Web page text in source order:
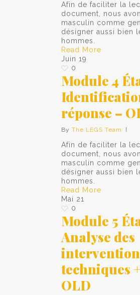
Afin de faciliter la
document, nous
masculin comme
désigner aussi bien
hommes.
Read More
Juin 19
0
Module 4
réponse –
By The LEGS Team
Afin de faciliter la
document, nous
masculin comme
désigner aussi bien
hommes.
Read More
Mai 21
0
Module 5
Analyse des
techniques
OLD